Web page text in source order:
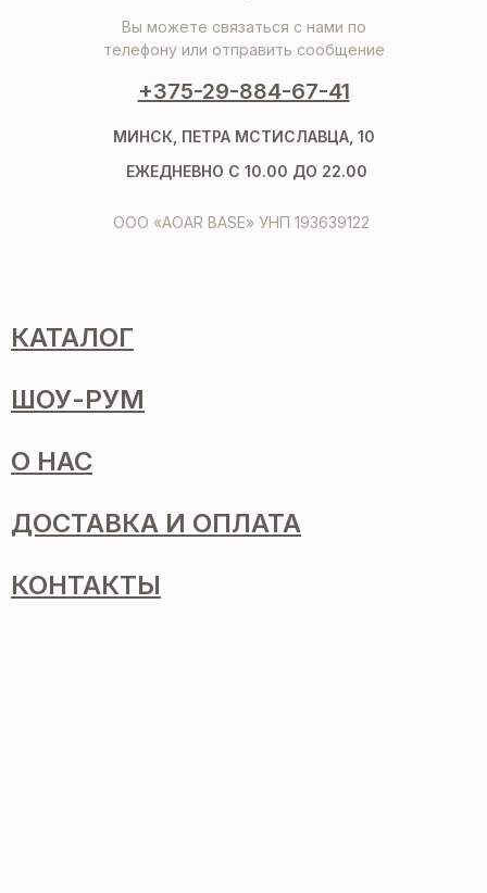
Вы можете связаться с нами по
телефону или отправить сообщение
+375-29-884-67-41
ООО «AOAR BASE» УНП 193639122
МИНСК, ПЕТРА МСТИСЛАВЦА, 10
ЕЖЕДНЕВНО С 10.00 ДО 22.00
КАТАЛОГ
ШОУ-РУМ
О НАС
ДОСТАВКА И ОПЛАТА
КОНТАКТЫ